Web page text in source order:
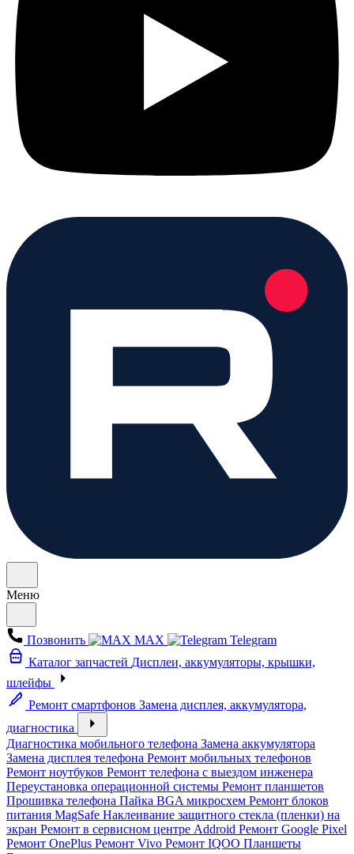
Меню
Позвонить MAX
Telegram
Каталог запчастей Дисплеи, аккумуляторы, крышки,
шлейфы
Ремонт смартфонов Замена дисплея, аккумулятора,
диагностика
Диагностика мобильного телефона Замена аккумулятора
Замена дисплея телефона Ремонт мобильных телефонов
Ремонт ноутбуков Ремонт телефона с выездом инженера
Переустановка операционной системы Ремонт планшетов
Прошивка телефона Пайка BGA микросхем Ремонт блоков
питания MagSafe Наклеивание защитного стекла (пленки) на
экран Ремонт в сервисном центре Addroid Ремонт Google Pixel
Ремонт OnePlus Ремонт Vivo Ремонт IQOO Планшеты